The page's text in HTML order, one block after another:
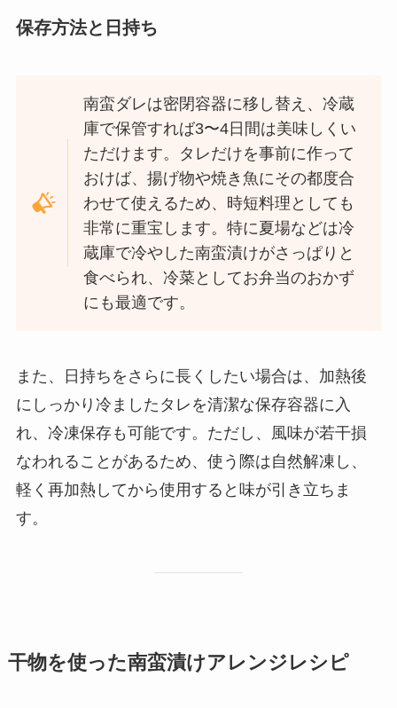
保存方法と日持ち
南蛮ダレは密閉容器に移し替え、冷蔵
庫で保管すれば3〜4日間は美味しくい
ただけます。タレだけを事前に作って
おけば、揚げ物や焼き魚にその都度合
わせて使えるため、時短料理としても
非常に重宝します。特に夏場などは冷
蔵庫で冷やした南蛮漬けがさっぱりと
食べられ、冷菜としてお弁当のおかず
にも最適です。
また、日持ちをさらに長くしたい場合は、加熱後
にしっかり冷ましたタレを清潔な保存容器に入
れ、冷凍保存も可能です。ただし、風味が若干損
なわれることがあるため、使う際は自然解凍し、
軽く再加熱してから使用すると味が引き立ちま
す。
干物を使った南蛮漬けアレンジレシピ